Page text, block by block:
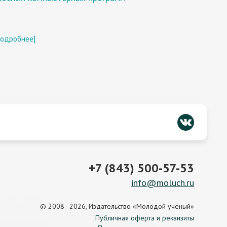
+7 (843) 500-57-53
info@moluch.ru
© 2008–2026, Издательство «Молодой учёный»
Публичная оферта и реквизиты